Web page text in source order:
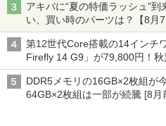
アキバに“夏の特価ラッシュ”
い、買い時のパーツは？【8月7
第12世代Core搭載の14インチ
Firefly 14 G9」が79,800円！
DDR5メモリの16GB×2枚組が
64GB×2枚組は一部が続騰 [8